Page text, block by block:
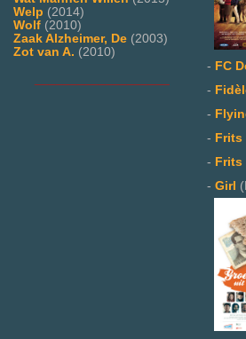
Welp (2014)
Wolf (2010)
Zaak Alzheimer, De (2003)
Zot van A. (2010)
- FC
-
-
- Frits
- Frits
- Girl